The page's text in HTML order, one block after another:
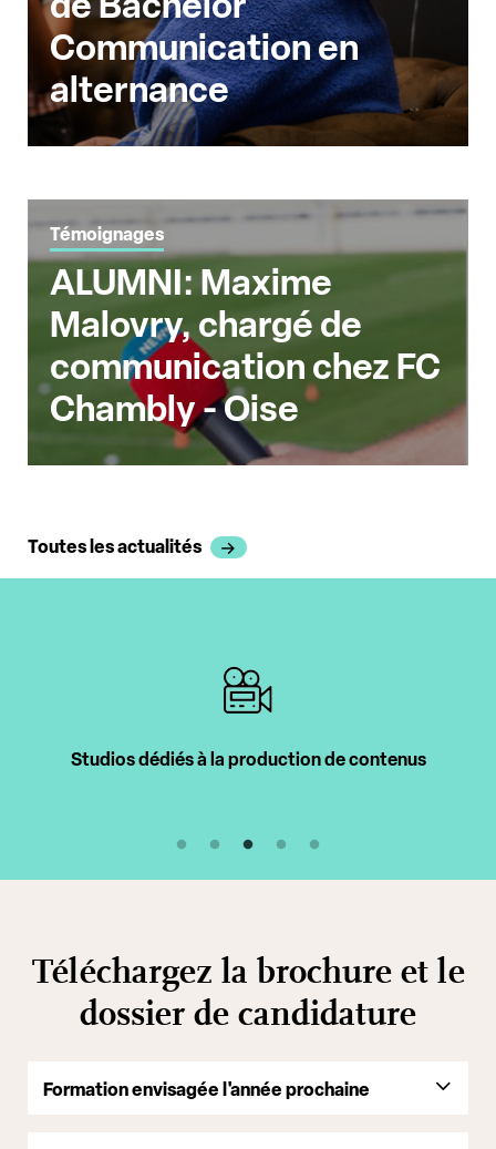
Communication en
alternance
Témoignages
ALUMNI: Maxime
Malovry, chargé de
communication chez FC
Chambly - Oise
Toutes les actualités
Studios dédiés à la production de contenus
Téléchargez la brochure et le
dossier de candidature